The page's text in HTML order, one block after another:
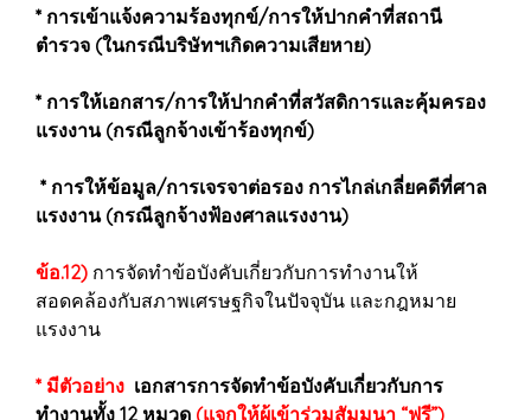
* การเข้าแจ้งความร้องทุกข์/การให้ปากคำที่สถานี
ตำรวจ (ในกรณีบริษัทฯเกิดความเสียหาย)
* การให้เอกสาร/การให้ปากคำที่สวัสดิการและคุ้มครอง
แรงงาน (กรณีลูกจ้างเข้าร้องทุกข์)
* การให้ข้อมูล/การเจรจาต่อรอง การไกล่เกลี่ยคดีที่ศาล
แรงงาน (กรณีลูกจ้างฟ้องศาลแรงงาน)
ข้อ.12) การจัดทำข้อบังคับเกี่ยวกับการทำงานให้
สอดคล้องกับสภาพเศรษฐกิจในปัจจุบัน และกฎหมาย
แรงงาน
* มีตัวอย่าง เอกสารการจัดทำข้อบังคับเกี่ยวกับการ
ทำงานทั้ง 12 หมวด (แจกให้ผู้เข้าร่วมสัมมนา “ฟรี”)